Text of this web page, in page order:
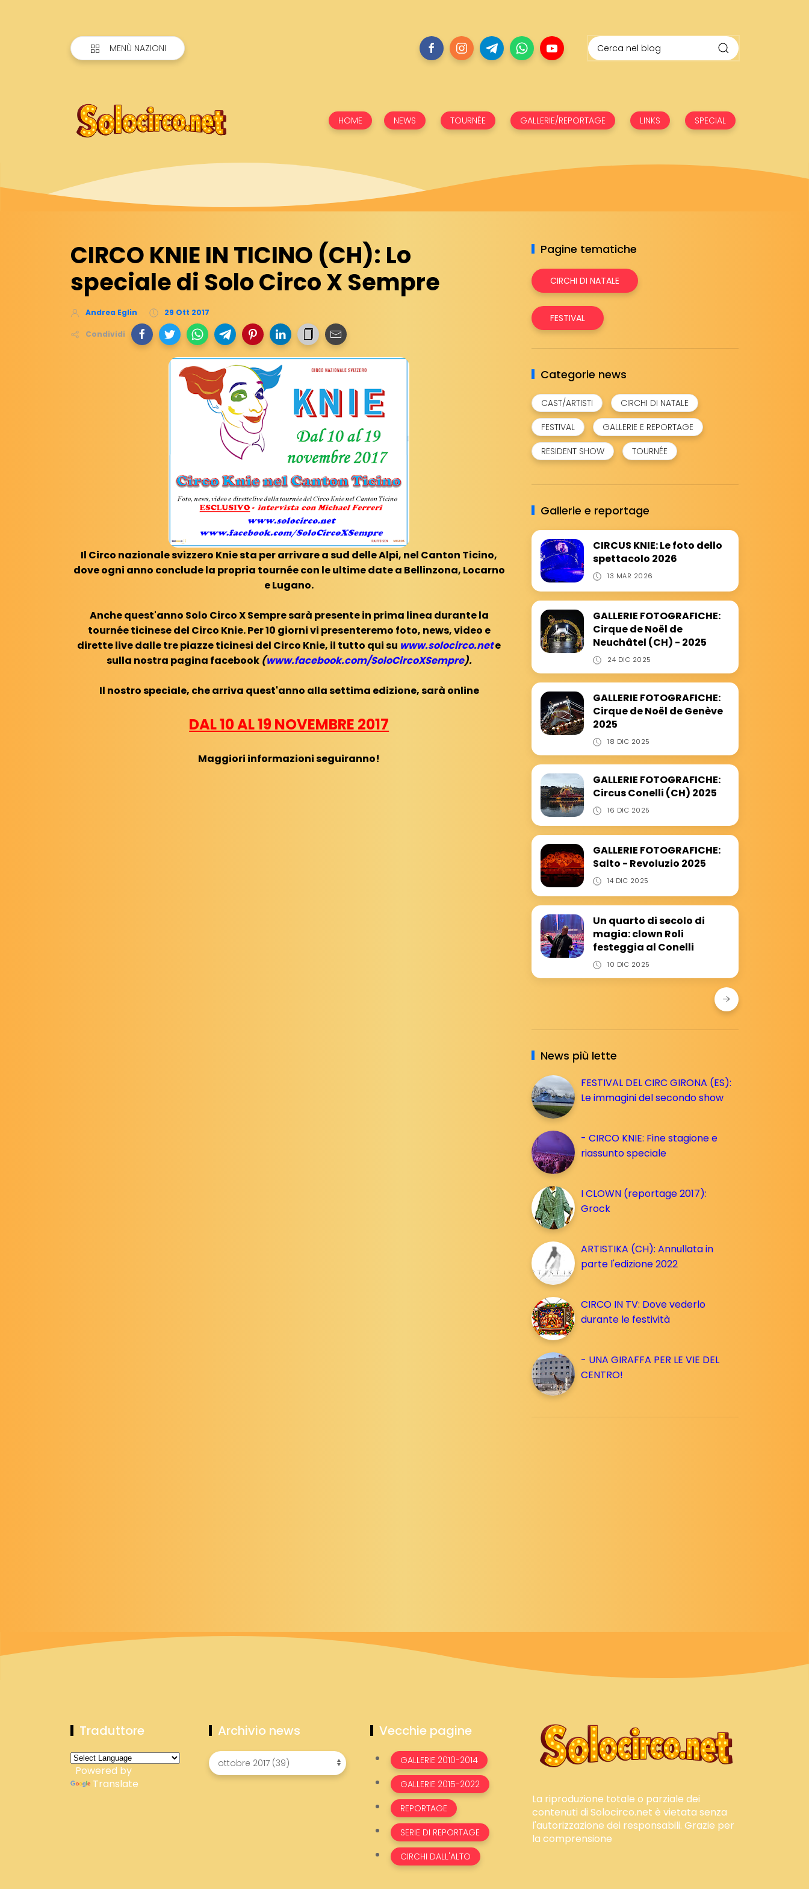
MENÙ NAZIONI
HOME NEWS TOURNÉE GALLERIE/REPORTAGE LINKS SPECIAL
CIRCO KNIE IN TICINO (CH): Lo
speciale di Solo Circo X Sempre
Andrea Eglin 29 Ott 2017
Condividi
Il Circo nazionale svizzero Knie sta per arrivare a sud delle Alpi, nel Canton Ticino,
dove ogni anno conclude la propria tournée con le ultime date a Bellinzona, Locarno
e Lugano.
Anche quest'anno Solo Circo X Sempre sarà presente in prima linea durante la
tournée ticinese del Circo Knie. Per 10 giorni vi presenteremo foto, news, video e
dirette live dalle tre piazze ticinesi del Circo Knie, il tutto qui su www.solocirco.nete
sulla nostra pagina facebook (www.facebook.com/SoloCircoXSempre).
Il nostro speciale, che arriva quest'anno alla settima edizione, sarà online
DAL 10 AL 19 NOVEMBRE 2017
Maggiori informazioni seguiranno!
Pagine tematiche
CIRCHI DI NATALE
FESTIVAL
Categorie news
CAST/ARTISTI
CIRCHI DI NATALE
FESTIVAL
GALLERIE E REPORTAGE
RESIDENT SHOW
TOURNÉE
Gallerie e reportage
CIRCUS KNIE: Le foto dello
spettacolo 2026
13 MAR 2026
GALLERIE FOTOGRAFICHE:
Cirque de Noël de
Neuchâtel (CH) - 2025
24 DIC 2025
GALLERIE FOTOGRAFICHE:
Cirque de Noël de Genève
2025
18 DIC 2025
GALLERIE FOTOGRAFICHE:
Circus Conelli (CH) 2025
16 DIC 2025
GALLERIE FOTOGRAFICHE:
Salto - Revoluzio 2025
14 DIC 2025
Un quarto di secolo di
magia: clown Roli
festeggia al Conelli
10 DIC 2025
News più lette
FESTIVAL DEL CIRC GIRONA (ES):
Le immagini del secondo show
- CIRCO KNIE: Fine stagione e
riassunto speciale
I CLOWN (reportage 2017):
Grock
ARTISTIKA (CH): Annullata in
parte l'edizione 2022
CIRCO IN TV: Dove vederlo
durante le festività
- UNA GIRAFFA PER LE VIE DEL
CENTRO!
Traduttore
Powered by
Translate
Archivio news Vecchie pagine
GALLERIE 2010-2014
GALLERIE 2015-2022
REPORTAGE
SERIE DI REPORTAGE
CIRCHI DALL'ALTO
La riproduzione totale o parziale dei
contenuti di Solocirco.net è vietata senza
l'autorizzazione dei responsabili. Grazie per
la comprensione